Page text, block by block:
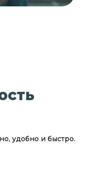
удобно и быстро.